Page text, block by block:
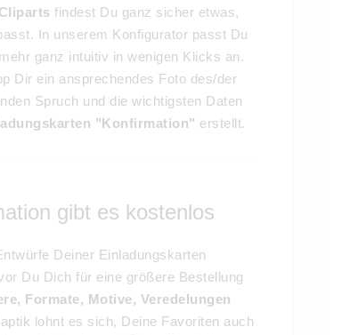
findest Du ganz sicher etwas,
In unserem Konfigurator passt Du
ganz intuitiv in wenigen Klicks an.
Dir ein ansprechendes Foto des/der
Spruch und die wichtigsten Daten
"Konfirmation" erstellt.
gibt es kostenlos
Deiner Einladungskarten
Du Dich für eine größere Bestellung
Formate, Motive, Veredelungen
lohnt es sich, Deine Favoriten auch